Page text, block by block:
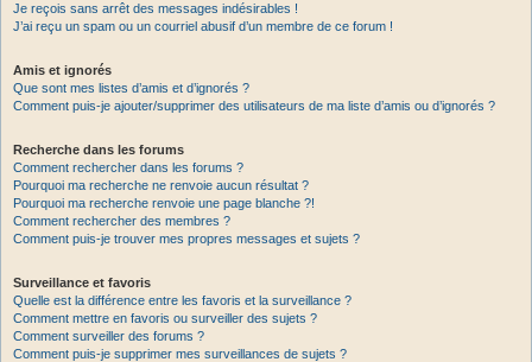
Je reçois sans arrêt des messages indésirables !
J’ai reçu un spam ou un courriel abusif d’un membre de ce forum !
Amis et ignorés
Que sont mes listes d’amis et d’ignorés ?
Comment puis-je ajouter/supprimer des utilisateurs de ma liste d’amis ou d’ignorés ?
Recherche dans les forums
Comment rechercher dans les forums ?
Pourquoi ma recherche ne renvoie aucun résultat ?
Pourquoi ma recherche renvoie une page blanche ?!
Comment rechercher des membres ?
Comment puis-je trouver mes propres messages et sujets ?
Surveillance et favoris
Quelle est la différence entre les favoris et la surveillance ?
Comment mettre en favoris ou surveiller des sujets ?
Comment surveiller des forums ?
Comment puis-je supprimer mes surveillances de sujets ?